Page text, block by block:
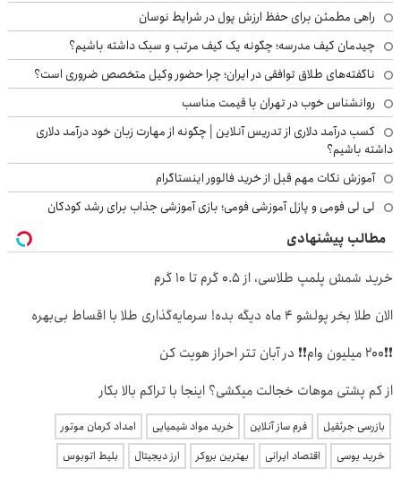
راهی مطمئن برای حفظ ارزش پول در شرایط نوسان
چیدمان کیف مدرسه؛ چگونه یک کیف مرتب و سبک داشته باشیم؟
ناگفته‌های طلاق توافقی در ایران؛ چرا حضور وکیل متخصص ضروری است؟
روانشناس خوب در تهران با قیمت مناسب
کسب درآمد دلاری از تدریس آنلاین | چگونه از مهارت زبان خود درآمد دلاری
داشته باشیم؟
آموزش نکات مهم قبل از خرید فالوور اینستاگرام
لی لی فومی و پازل آموزشی فومی؛ بازی آموزشی جذاب برای رشد کودکان
مطالب پیشنهادی
خرید شمش پلمپ طلاسی، از ۰.۵ گرم تا ۱۰ گرم
الان طلا بخر پولشو 4 ماه دیگه بده! سرمایه‌گذاری طلا با اقساط بی‌بهره
❗❗200 میلیون وام❗❗ در آبان تتر احراز هویت کن
از کم پشتی موهات خجالت میکشی؟ اینجا با تراکم بالا بکار
بازرسی جرثقیل فرم ساز آنلاین خرید مواد شیمیایی
امداد کرمان موتور
خرید یوسی
اقتصاد ایرانی بهترین بروکر ارز دیجیتال بلیط اتوبوس